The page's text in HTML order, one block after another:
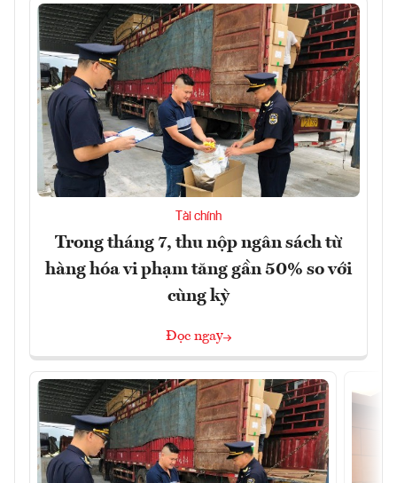
Tài chính
Trong tháng 7, thu nộp ngân sách từ
hàng hóa vi phạm tăng gần 50% so với
cùng kỳ
Đọc ngay